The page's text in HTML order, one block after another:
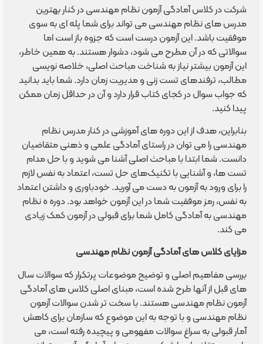
شرکت در کلاس آمادگی آزمون نظام مهندسی در کنار بهترین
مدرس های نظام مهندسی می تواند برای شما پله ای به سوی
موفقیت باشد. این آزمون درست است که جزوه باز است اما
سوالاتی که در آن مطرح می شود، دشوار هستند. به همین خاطر،
این آزمون بیشتر نیاز به شناخت مباحث اصلی، خلاصه نویسی
مطالب، ترفندهای تست زنی و مدیریت زمان دارد. شما باید بدانید
که جواب سوال در کجای کتاب قرار دارد و آن در حداقل زمان ممکن
پیدا کنید.
بنابراین، هدف از این دوره‌ های آموزشی در کنار مدرس نظام
مهندسی را می توان در راستای آمادگی علمی و ذهنی متقاضیان
دانست. شما ابتدا با مباحث اصلی آشنا می شوید و با حل مدام
تست ها، و آشنایی با تکنیک‌های حل تست، اعتماد به نفس لازم
را برای ورود به آزمون به دست می آورید. خودباوری و داشتن اعتماد
به نفس، رمز موفقیت شما در این آزمون خواهد بود. دوره ه نظام
مهندسی به آمادگی کامل شما برای قبولی در آزمون کمک زیادی
می کند.
مزایای کلاس های آمادگی آزمون نظام مهندسی
بررسی مفاهیم اصلی و توضیح موضوعات پرتکرار که سوالات سال
های قبل از آنها طرح شده است، مبنای اصلی کلاس های آمادگی
آزمون نظام مهندسی هستند. با سخت تر شدن سوالات آزمون
نظام مهندسی و با توجه به این موضوع که سازمان برای کاهش
آمار قبولی به سراغ سوالات مفهومی و پیچیده رفته است، می